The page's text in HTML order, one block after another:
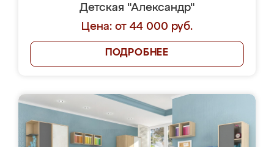
Детская "Александр"
Цена: от 44 000 руб.
ПОДРОБНЕЕ